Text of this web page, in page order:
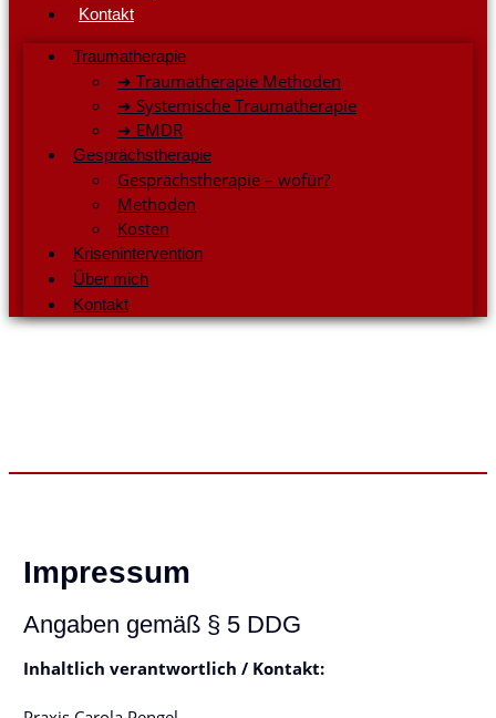
Kontakt
Traumatherapie
➜ Traumatherapie Methoden
➜ Systemische Traumatherapie
➜ EMDR
Gesprächstherapie
Gesprächstherapie – wofür?
Methoden
Kosten
Krisenintervention
Über mich
Kontakt
Impressum
Angaben gemäß § 5 DDG
Inhaltlich verantwortlich / Kontakt: